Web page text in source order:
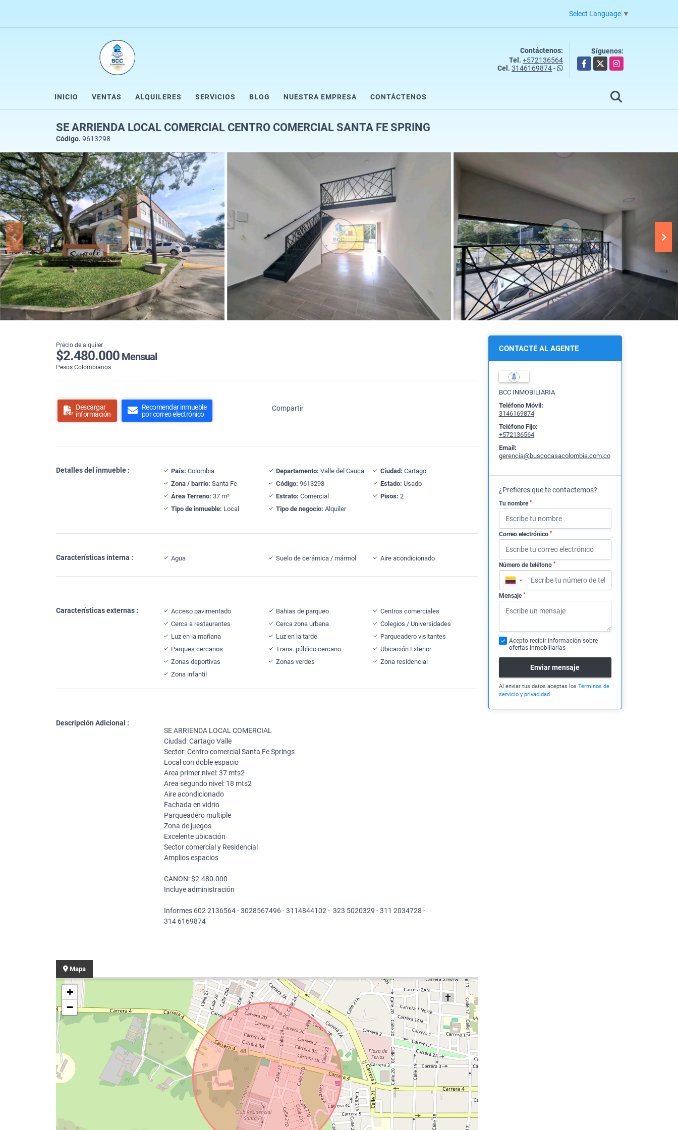
Select Language ▼
Contáctenos:
Tel. +572136564
Cel. 3146169874-
Síguenos:
Facebook
X Instagram
INICIO VENTAS ALQUILERES SERVICIOS BLOG NUESTRA EMPRESA CONTÁCTENOS
SE ARRIENDA LOCAL COMERCIAL CENTRO COMERCIAL SANTA FE SPRING
Código. 9613298
Precio de alquiler
$2.480.000 Mensual
Pesos Colombianos
Descargar
información
Recomendar inmueble
por correo electrónico
Compartir
Detalles del inmueble : País: Colombia Departamento: Valle del Cauca Ciudad: Cartago
Zona / barrio: Santa Fe Código: 9613298 Estado: Usado
Área Terreno: 37 m² Estrato: Comercial Pisos: 2
Tipo de inmueble: Local Tipo de negocio: Alquiler
Características interna : Agua Suelo de cerámica / mármol Aire acondicionado
Características externas : Acceso pavimentado Bahias de parqueo
Centros comerciales
Cerca a restaurantes
Cerca zona urbana
Colegios / Universidades
Luz en la mañana
Luz en la tarde
Parqueadero visitantes
Parques cercanos
Trans. público cercano
Ubicación Exterior
Zonas deportivas
Zonas verdes
Zona residencial
Zona infantil
Descripción Adicional :
SE ARRIENDA LOCAL COMERCIAL
Ciudad: Cartago Valle
Sector: Centro comercial Santa Fe Springs
Local con doble espacio
Area primer nivel: 37 mts2
Area segundo nivel: 18 mts2
Aire acondicionado
Fachada en vidrio
Parqueadero multiple
Zona de juegos
Excelente ubicación
Sector comercial y Residencial
Amplios espacios
CANON: $2.480.000
Incluye administración
Informes 602 2136564 - 3028567496 - 3114844102 - 323 5020329 - 311 2034728 -
314 6169874
Mapa
+
−
CONTACTE AL AGENTE
BCC INMOBILIARIA
Teléfono Móvil:
3146169874
Teléfono Fijo:
+572136564
Email:
gerencia@buscocasacolombia.com.co
¿Prefieres que te contactemos?
Tu nombre *
Correo electrónico *
Número de teléfono *
▼
Mensaje *
Acepto recibir información sobre
ofertas inmobiliarias
Enviar mensaje
Al enviar tus datos aceptas los Términos de
servicio y privacidad